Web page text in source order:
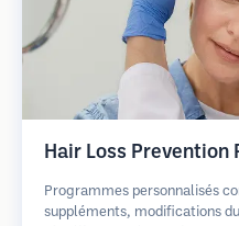
Hair Loss Prevention
Programmes personnalisés
suppléments, modifications